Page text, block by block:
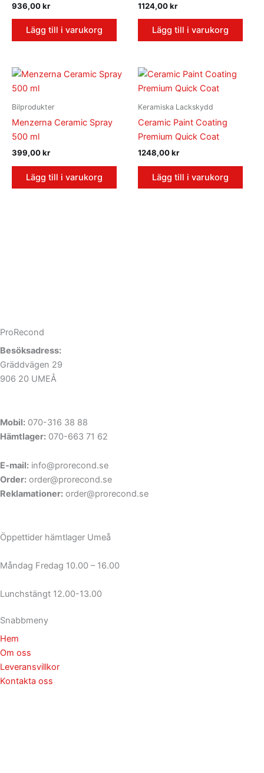
936,00kr
Lägg till i varukorg
1124,00kr
Lägg till i varukorg
Bilprodukter
Menzerna Ceramic Spray
500 ml
399,00kr
Lägg till i varukorg
Keramiska Lackskydd
Ceramic Paint Coating
Premium Quick Coat
1248,00kr
Lägg till i varukorg
ProRecond
Besöksadress:
Gräddvägen 29
906 20 UMEÅ
Mobil: 070-316 38 88
Hämtlager: 070-663 71 62
E-mail: info@prorecond.se
Order: order@prorecond.se
Reklamationer: order@prorecond.se
Öppettider hämtlager Umeå
Måndag Fredag 10.00 – 16.00
Lunchstängt 12.00-13.00
Snabbmeny
Hem
Om oss
Leveransvillkor
Kontakta oss